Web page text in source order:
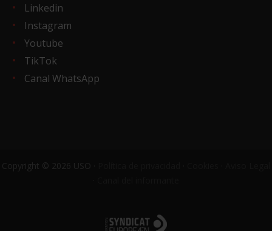
Linkedin
Instagram
Youtube
TikTok
Canal WhatsApp
Copyright © 2026 USO ·